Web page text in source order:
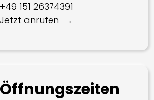
‭+49 151 26374391‬
Jetzt anrufen
Öffnungszeiten